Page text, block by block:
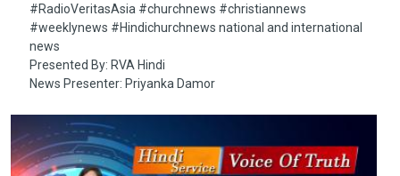
#RadioVeritasAsia​​​​​ #churchnews​​​​​ #christiannews​​​​​
#weeklynews​ #Hindichurchnews national and international
news
Presented By: RVA Hindi
News Presenter: Priyanka Damor